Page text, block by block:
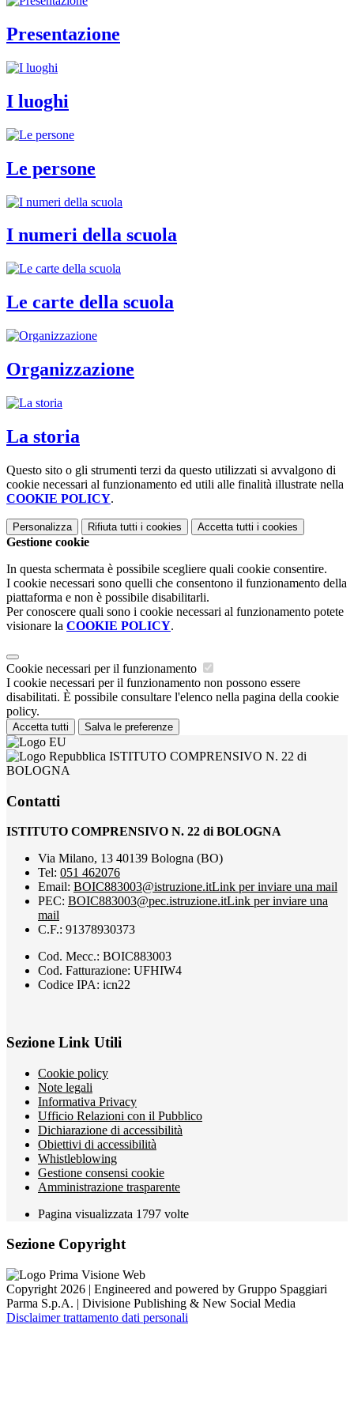
Presentazione
I luoghi
Le persone
I numeri della scuola
Le carte della scuola
Organizzazione
La storia
Questo sito o gli strumenti terzi da questo utilizzati si avvalgono di
cookie necessari al funzionamento ed utili alle finalità illustrate nella
COOKIE POLICY.
Personalizza Rifiuta tutti i cookies Accetta tutti i cookies
Gestione cookie
In questa schermata è possibile scegliere quali cookie consentire.
I cookie necessari sono quelli che consentono il funzionamento della
piattaforma e non è possibile disabilitarli.
Per conoscere quali sono i cookie necessari al funzionamento potete
visionare la COOKIE POLICY.
Cookie necessari per il funzionamento
I cookie necessari per il funzionamento non possono essere
disabilitati. È possibile consultare l'elenco nella pagina della cookie
policy.
Accetta tutti Salva le preferenze
ISTITUTO COMPRENSIVO N. 22 di
BOLOGNA
Contatti
ISTITUTO COMPRENSIVO N. 22 di BOLOGNA
Via Milano, 13 40139 Bologna (BO)
Tel: 051 462076
Email: BOIC883003@istruzione.itLink per inviare una mail
PEC: BOIC883003@pec.istruzione.itLink per inviare una
mail
C.F.: 91378930373
Cod. Mecc.: BOIC883003
Cod. Fatturazione: UFHIW4
Codice IPA: icn22
Sezione Link Utili
Cookie policy
Note legali
Informativa Privacy
Ufficio Relazioni con il Pubblico
Dichiarazione di accessibilità
Obiettivi di accessibilità
Whistleblowing
Gestione consensi cookie
Amministrazione trasparente
Pagina visualizzata 1797 volte
Sezione Copyright
Copyright 2026 | Engineered and powered by Gruppo Spaggiari
Parma S.p.A. | Divisione Publishing & New Social Media
Disclaimer trattamento dati personali